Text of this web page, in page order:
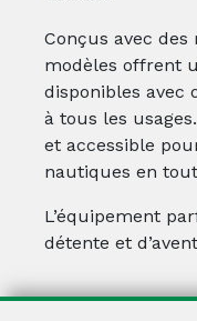
Conçus avec
modèles offrent
disponibles avec
à tous les
et accessible
nautiques en
L’équipement
détente et